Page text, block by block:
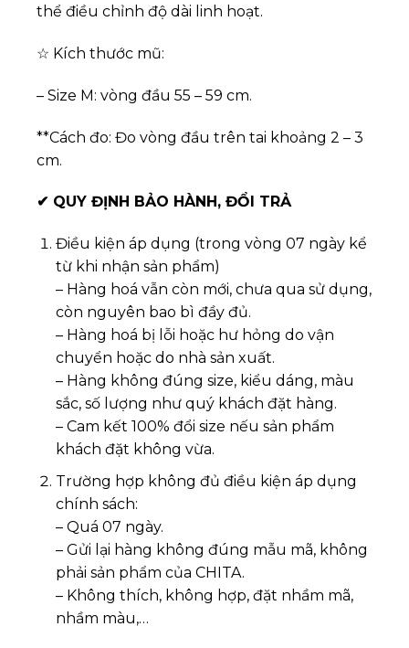
thể điều chỉnh độ dài linh hoạt.
☆ Kích thước mũ:
– Size M: vòng đầu 55 – 59 cm.
**Cách đo: Đo vòng đầu trên tai khoảng 2 – 3
cm.
✔ QUY ĐỊNH BẢO HÀNH, ĐỔI TRẢ
Điều kiện áp dụng (trong vòng 07 ngày kể
từ khi nhận sản phẩm)
– Hàng hoá vẫn còn mới, chưa qua sử dụng,
còn nguyên bao bì đầy đủ.
– Hàng hoá bị lỗi hoặc hư hỏng do vận
chuyển hoặc do nhà sản xuất.
– Hàng không đúng size, kiểu dáng, màu
sắc, số lượng như quý khách đặt hàng.
– Cam kết 100% đổi size nếu sản phẩm
khách đặt không vừa.
Trường hợp không đủ điều kiện áp dụng
chính sách:
– Quá 07 ngày.
– Gửi lại hàng không đúng mẫu mã, không
phải sản phẩm của CHITA.
– Không thích, không hợp, đặt nhầm mã,
nhầm màu,…